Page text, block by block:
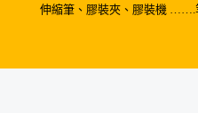
伸縮筆、膠裝夾、膠裝機 …….